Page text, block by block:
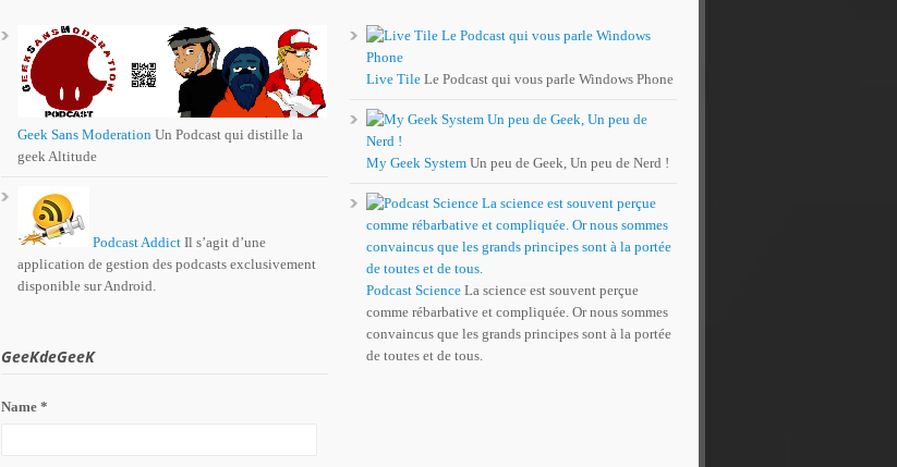
Geek Sans ModerationUn Podcast qui distille la
geek Altitude
Podcast AddictIl s’agit d’une
application de gestion des podcasts exclusivement
disponible sur Android.
GeeKdeGeeK
Name *
Live TileLe Podcast qui vous parle Windows Phone
My Geek SystemUn peu de Geek, Un peu de Nerd !
Podcast ScienceLa science est souvent perçue
comme rébarbative et compliquée. Or nous sommes
convaincus que les grands principes sont à la portée
de toutes et de tous.